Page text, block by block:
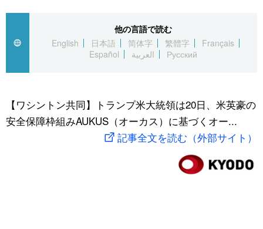
Русский
経済・ビジネス
国際
文化
トップ
アーカイブ
In-depth
Japan Data
動画/Live
スポーツ・東京2020
他の言語で読む
English
日本語 简体字 繁體字
Français
Español
العربية Русский
【ワシントン共同】トランプ米大統領は20日、米英豪の
安全保障枠組みAUKUS（オーカス）に基づくオー...
記事全文を読む（外部サイト）